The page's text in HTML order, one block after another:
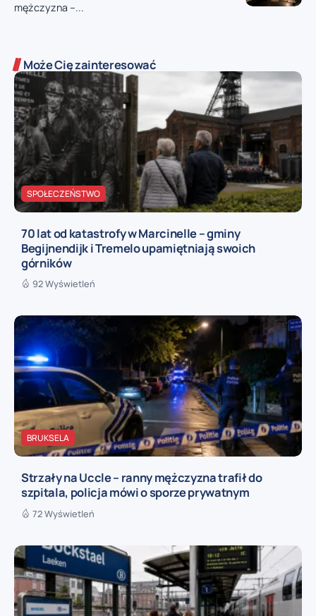
mężczyzna –...
Może Cię zainteresować
SPOŁECZEŃSTWO
70 lat od katastrofy w Marcinelle – gminy
Begijnendijk i Tremelo upamiętniają swoich
górników
92 Wyświetleń
BRUKSELA
Strzały na Uccle – ranny mężczyzna trafił do
szpitala, policja mówi o sporze prywatnym
72 Wyświetleń